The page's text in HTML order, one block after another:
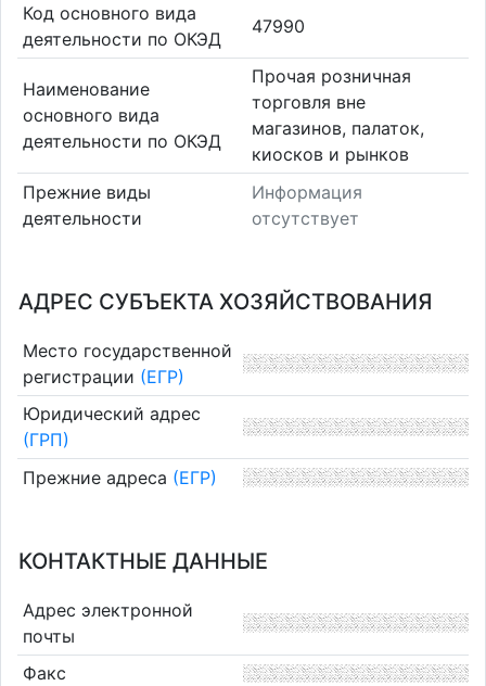
Код основного вида
деятельности по ОКЭД
47990
Наименование
основного вида
деятельности по ОКЭД
Прочая розничная
торговля вне
магазинов, палаток,
киосков и рынков
Прежние виды
деятельности
Информация
отсутствует
АДРЕС СУБЪЕКТА ХОЗЯЙСТВОВАНИЯ
Место государственной
регистрации (ЕГР)
Юридический адрес
(ГРП)
Прежние адреса (ЕГР)
КОНТАКТНЫЕ ДАННЫЕ
Адрес электронной
почты
Факс